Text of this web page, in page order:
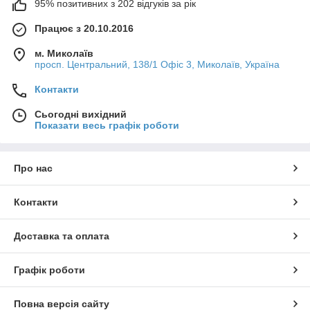
95% позитивних з 202 відгуків за рік
Працює з 20.10.2016
м. Миколаїв
просп. Центральний, 138/1 Офіс 3, Миколаїв, Україна
Контакти
Сьогодні вихідний
Показати весь графік роботи
Про нас
Контакти
Доставка та оплата
Графік роботи
Повна версія сайту